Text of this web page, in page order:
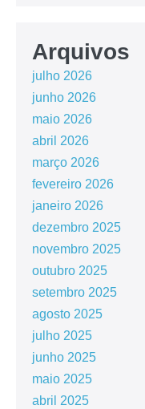
Arquivos
julho 2026
junho 2026
maio 2026
abril 2026
março 2026
fevereiro 2026
janeiro 2026
dezembro 2025
novembro 2025
outubro 2025
setembro 2025
agosto 2025
julho 2025
junho 2025
maio 2025
abril 2025